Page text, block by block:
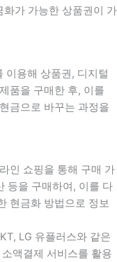
가 가능한 상품권이 가
이용해 상품권, 디지털
품을 구매한 후, 이를
금으로 바꾸는 과정을
인 쇼핑을 통해 구매 가
등을 구매하여, 이를 다
현금화 방법으로 정보
LG 유플러스와 같은
액결제 서비스를 활용